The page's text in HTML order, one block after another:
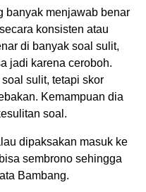
banyak menjawab benar
konsisten atau
di banyak soal sulit,
jadi karena ceroboh.
sulit, tetapi skor
Kemampuan dia
soal.
dipaksakan masuk ke
sembrono sehingga
Bambang.